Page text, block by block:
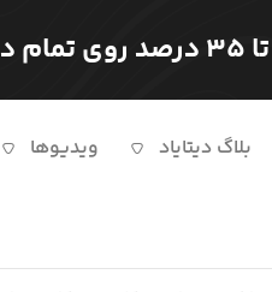
ها
بلاگ دیتایاد ویدیوها